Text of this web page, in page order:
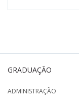
GRADUAÇÃO
ADMINISTRAÇÃO